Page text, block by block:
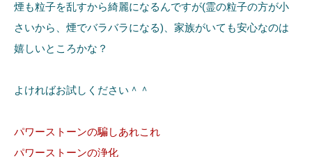
煙も粒子を乱すから綺麗になるんですが(霊の粒子の方が小
さいから、煙でバラバラになる)、家族がいても安心なのは
嬉しいところかな？
よければお試しください＾＾
パワーストーンの騙しあれこれ
パワーストーンの浄化